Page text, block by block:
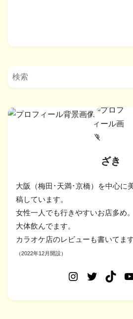
ざき
大阪（梅田･天満･京橋）を中心に
稿しています。
女性一人でも行きやすいお店多め。
大体飲んでます。
カラオケ店のレビューも書いてます
（2022年12月開設）